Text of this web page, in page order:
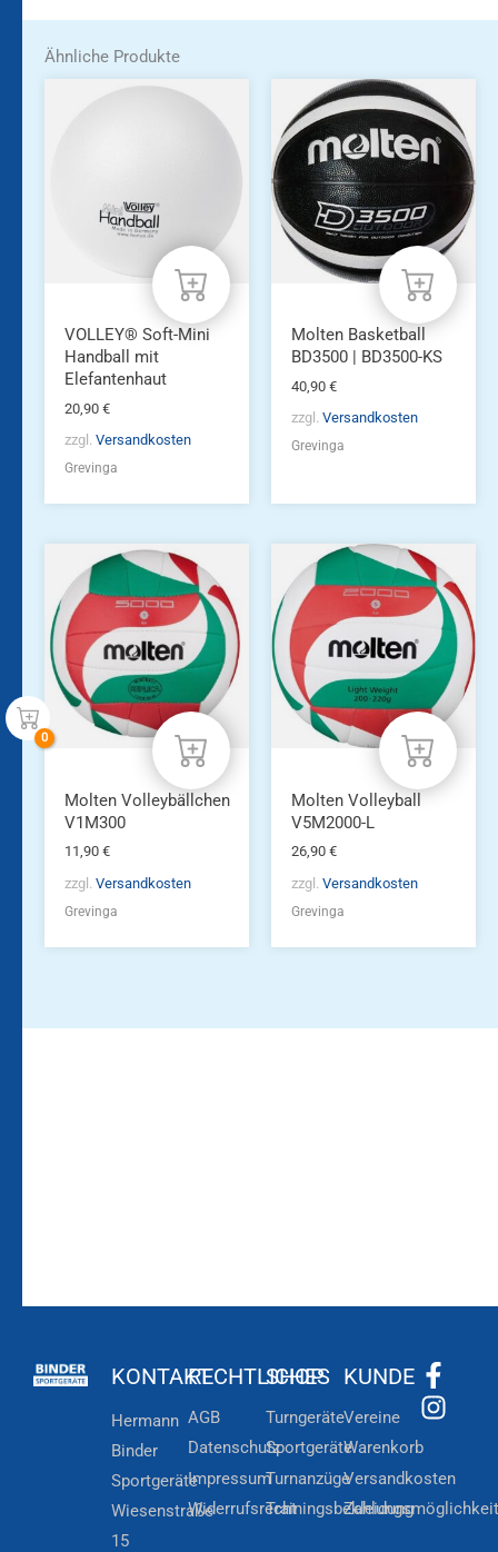
Ähnliche Produkte
VOLLEY® Soft-Mini
Handball mit
Elefantenhaut
20,90 €
zzgl. Versandkosten
Grevinga
Molten Basketball
BD3500 | BD3500-KS
40,90 €
zzgl. Versandkosten
Grevinga
Molten Volleybällchen
V1M300
11,90 €
zzgl. Versandkosten
Grevinga
Molten Volleyball
V5M2000-L
26,90 €
zzgl. Versandkosten
Grevinga
KONTAKT
Hermann
Binder
Sportgeräte
Wiesenstraße
15
RECHTLICHES
AGB
Datenschutz
Impressum
Widerrufsrecht
SHOP
Turngeräte
Sportgeräte
Turnanzüge
Trainingsbekleidung
KUNDE
Vereine
Warenkorb
Versandkosten